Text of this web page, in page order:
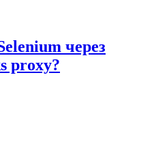
через
proxy?